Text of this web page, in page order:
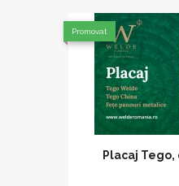
Placaj
Promovat